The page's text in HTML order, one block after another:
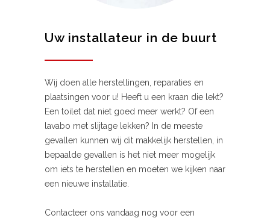
Uw installateur in de buurt
Wij doen alle herstellingen, reparaties en
plaatsingen voor u! Heeft u een kraan die lekt?
Een toilet dat niet goed meer werkt? Of een
lavabo met slijtage lekken? In de meeste
gevallen kunnen wij dit makkelijk herstellen, in
bepaalde gevallen is het niet meer mogelijk
om iets te herstellen en moeten we kijken naar
een nieuwe installatie.
Contacteer ons vandaag nog voor een